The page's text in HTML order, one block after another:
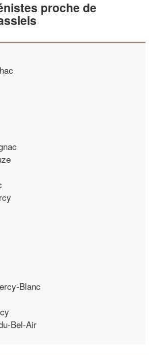
proche de
Blanc
Bel-Air